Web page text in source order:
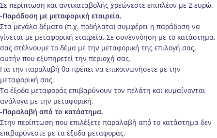
Σε περίπτωση και αντικαταβολής χρεώνεστε επιπλέον με 2 ευρώ.
-Παράδοση με μεταφορική εταιρεία.
Στα μεγάλα δέματα (π.χ. ποδήλατα) συμφέρει η παράδοση να
γίνεται με μεταφορική εταιρεία. Σε συνεννόηση με το κατάστημα,
σας στέλνουμε το δέμα με την μεταφορική της επιλογή σας,
αυτήν που εξυπηρετεί την περιοχή σας.
Για την παραλαβή θα πρέπει να επικοινωνήσετε με την
μεταφορική σας.
Τα έξοδα μεταφοράς επιβαρύνουν τον πελάτη και κυμαίνονται
ανάλογα με την μεταφορική.
-Παραλαβή από το κατάστημα.
Στην περίπτωση που επιλέξετε παραλαβή από το κατάστημα δεν
επιβαρύνεστε με τα έξοδα μεταφοράς.